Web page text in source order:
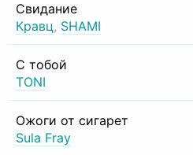
Свидание
Кравц, SHAMI
С тобой
TONI
Ожоги от сигарет
Sula Fray